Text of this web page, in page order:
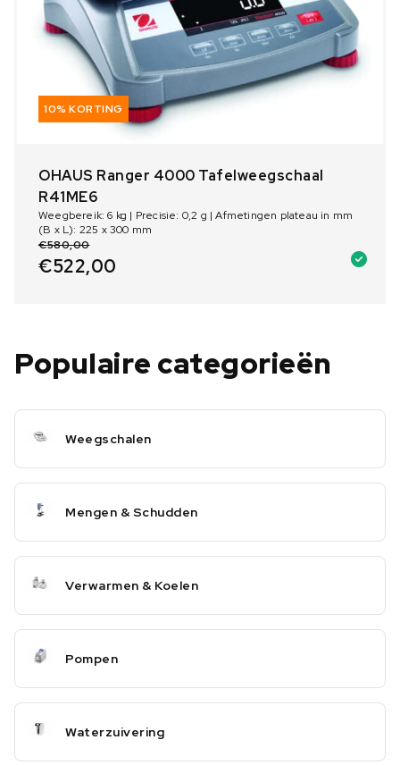
10% KORTING
OHAUS Ranger 4000 Tafelweegschaal
R41ME6
Weegbereik: 6 kg | Precisie: 0,2 g | Afmetingen plateau in mm
(B x L): 225 x 300 mm
€580,00
€522,00
Populaire categorieën
Weegschalen
Mengen & Schudden
Verwarmen & Koelen
Pompen
Waterzuivering